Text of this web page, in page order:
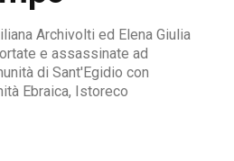
Archivolti ed Elena Giulia
e assassinate ad
di Sant'Egidio con
Ebraica, Istoreco